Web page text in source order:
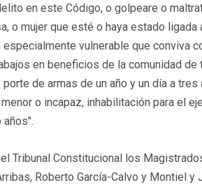
en este Código, o golpeare o
o mujer que esté o haya estado ligada
vulnerable que conviva
en beneficios de la comunidad de
de armas de un año y un día a
o incapaz, inhabilitación para el
años".
Tribunal Constitucional los
Roberto García-Calvo y Montiel